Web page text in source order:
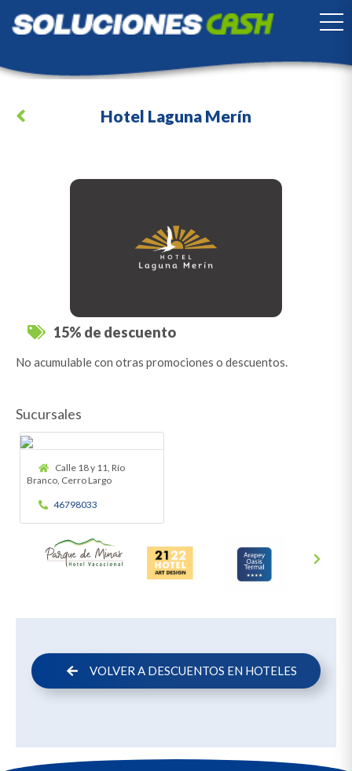
Hotel Laguna Merín
15% de descuento
No acumulable con otras promociones o descuentos.
Sucursales
Calle 18 y 11, Río
Branco, Cerro Largo
46798033
VOLVER A DESCUENTOS EN HOTELES